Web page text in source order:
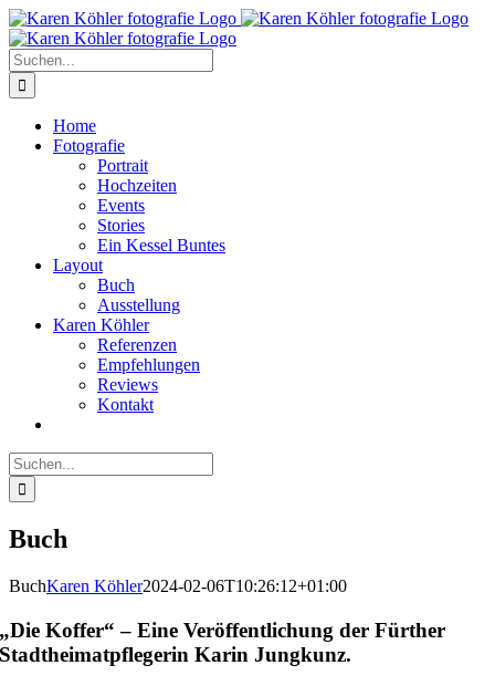
Zum
Inhalt
springen
Suche
nach:
Home
Fotografie
Portrait
Hochzeiten
Events
Stories
Ein Kessel Buntes
Layout
Buch
Ausstellung
Karen Köhler
Referenzen
Empfehlungen
Reviews
Kontakt
Suche
nach:
Buch
BuchKaren Köhler2024-02-06T10:26:12+01:00
„Die Koffer“ – Eine Veröffentlichung der Fürther
Stadtheimatpflegerin Karin Jungkunz.